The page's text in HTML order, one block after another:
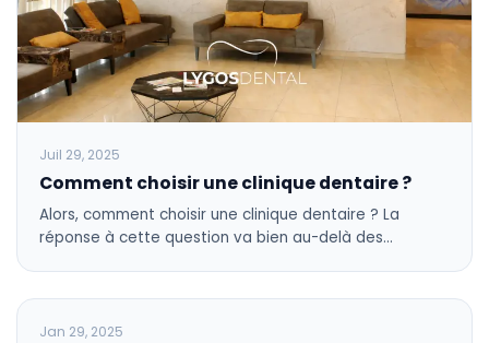
Juil 29, 2025
Comment choisir une clinique dentaire ?
Alors, comment choisir une clinique dentaire ? La
réponse à cette question va bien au-delà des…
BLOG
Jan 29, 2025